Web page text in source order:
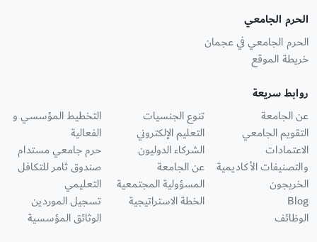
الحرم الجامعي
الحرم الجامعي في عجمان
خريطة الموقع
روابط سريعة
عن الجامعة
التقويم الجامعي
الاعتمادات
والتصنيفات الأكاديمية
الخريجون
Blog
الوظائف
تنوع الجنسيات
التعليم الإلكتروني
الشركاء الدوليون
عن الجامعة
المسؤولية المجتمعية
الخطة الاستراتيجية
التخطيط المؤسسي و
الفعالية
حرم جامعي مستدام
صندوق ثامر للتكافل
التعليمي
تسجيل الموردين
الوثائق المؤسسية